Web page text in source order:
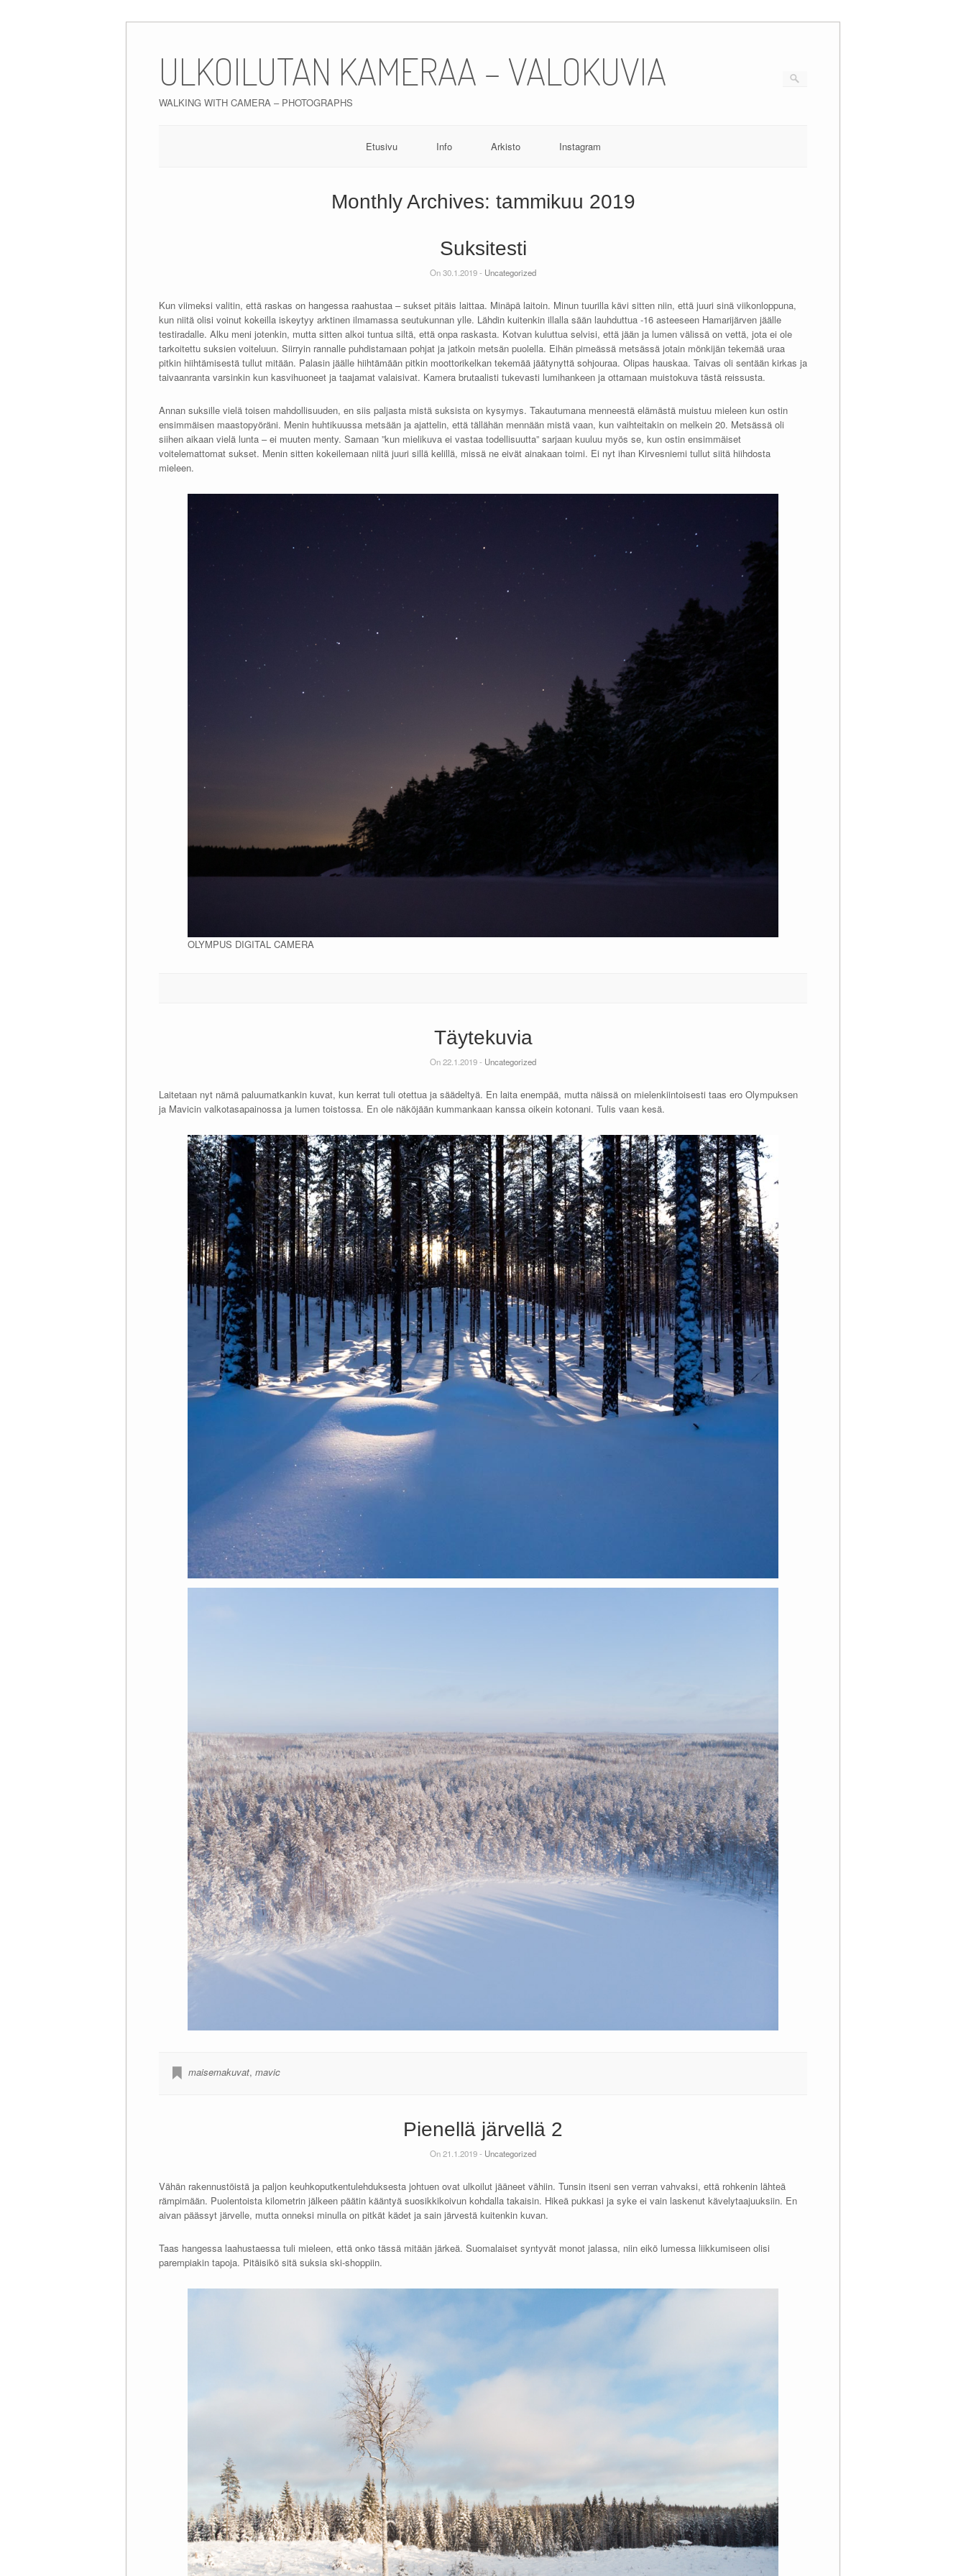
content
ULKOILUTAN KAMERAA – VALOKUVIA
WALKING WITH CAMERA – PHOTOGRAPHS
Etusivu Info Arkisto Instagram
Monthly Archives: tammikuu 2019
Suksitesti
On 30.1.2019 - Uncategorized
Kun viimeksi valitin, että raskas on hangessa raahustaa – sukset pitäis laittaa. Minäpä laitoin. Minun tuurilla kävi sitten niin, että juuri sinä viikonloppuna,
kun niitä olisi voinut kokeilla iskeytyy arktinen ilmamassa seutukunnan ylle. Lähdin kuitenkin illalla sään lauhduttua -16 asteeseen Hamarijärven jäälle
testiradalle. Alku meni jotenkin, mutta sitten alkoi tuntua siltä, että onpa raskasta. Kotvan kuluttua selvisi, että jään ja lumen välissä on vettä, jota ei ole
tarkoitettu suksien voiteluun. Siirryin rannalle puhdistamaan pohjat ja jatkoin metsän puolella. Eihän pimeässä metsässä jotain mönkijän tekemää uraa
pitkin hiihtämisestä tullut mitään. Palasin jäälle hiihtämään pitkin moottorikelkan tekemää jäätynyttä sohjouraa. Olipas hauskaa. Taivas oli sentään kirkas ja
taivaanranta varsinkin kun kasvihuoneet ja taajamat valaisivat. Kamera brutaalisti tukevasti lumihankeen ja ottamaan muistokuva tästä reissusta.
Annan suksille vielä toisen mahdollisuuden, en siis paljasta mistä suksista on kysymys. Takautumana menneestä elämästä muistuu mieleen kun ostin
ensimmäisen maastopyöräni. Menin huhtikuussa metsään ja ajattelin, että tällähän mennään mistä vaan, kun vaihteitakin on melkein 20. Metsässä oli
siihen aikaan vielä lunta – ei muuten menty. Samaan ”kun mielikuva ei vastaa todellisuutta” sarjaan kuuluu myös se, kun ostin ensimmäiset
voitelemattomat sukset. Menin sitten kokeilemaan niitä juuri sillä kelillä, missä ne eivät ainakaan toimi. Ei nyt ihan Kirvesniemi tullut siitä hiihdosta
mieleen.
OLYMPUS DIGITAL CAMERA
Täytekuvia
On 22.1.2019 - Uncategorized
Laitetaan nyt nämä paluumatkankin kuvat, kun kerrat tuli otettua ja säädeltyä. En laita enempää, mutta näissä on mielenkiintoisesti taas ero Olympuksen
ja Mavicin valkotasapainossa ja lumen toistossa. En ole näköjään kummankaan kanssa oikein kotonani. Tulis vaan kesä.
maisemakuvat, mavic
Pienellä järvellä 2
On 21.1.2019 - Uncategorized
Vähän rakennustöistä ja paljon keuhkoputkentulehduksesta johtuen ovat ulkoilut jääneet vähiin. Tunsin itseni sen verran vahvaksi, että rohkenin lähteä
rämpimään. Puolentoista kilometrin jälkeen päätin kääntyä suosikkikoivun kohdalla takaisin. Hikeä pukkasi ja syke ei vain laskenut kävelytaajuuksiin. En
aivan päässyt järvelle, mutta onneksi minulla on pitkät kädet ja sain järvestä kuitenkin kuvan.
Taas hangessa laahustaessa tuli mieleen, että onko tässä mitään järkeä. Suomalaiset syntyvät monot jalassa, niin eikö lumessa liikkumiseen olisi
parempiakin tapoja. Pitäisikö sitä suksia ski-shoppiin.